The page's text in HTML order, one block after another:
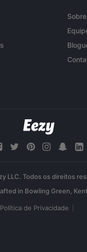
Sobre
LLC. Todos os direitos
Política de Privacidade